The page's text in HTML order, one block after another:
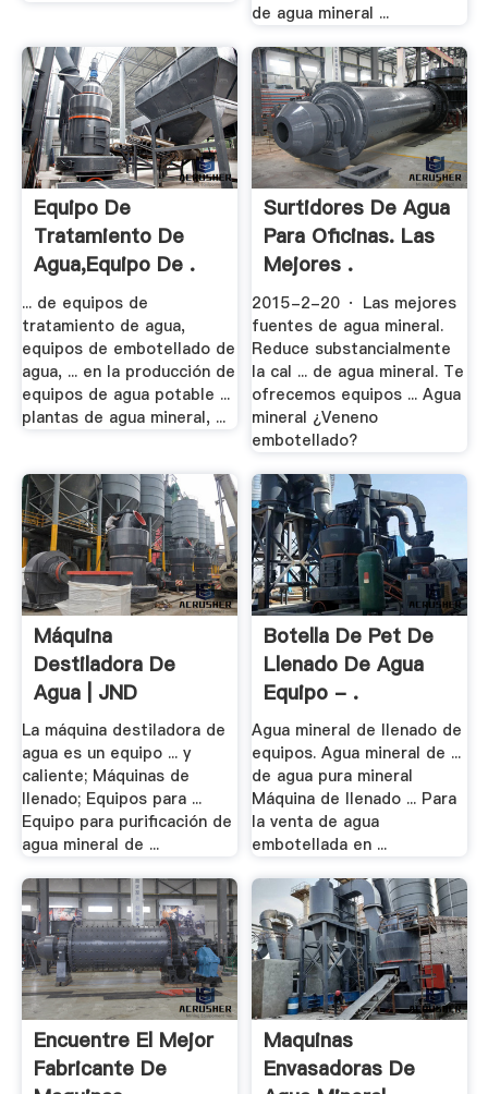
de agua mineral ...
Equipo De
Tratamiento De
Agua,Equipo De .
... de equipos de
tratamiento de agua,
equipos de embotellado de
agua, ... en la producción de
equipos de agua potable ...
plantas de agua mineral, ...
Surtidores De Agua
Para Oficinas. Las
Mejores .
2015-2-20 · Las mejores
fuentes de agua mineral.
Reduce substancialmente
la cal ... de agua mineral. Te
ofrecemos equipos ... Agua
mineral ¿Veneno
embotellado?
Máquina
Destiladora De
Agua | JND
La máquina destiladora de
agua es un equipo ... y
caliente; Máquinas de
llenado; Equipos para ...
Equipo para purificación de
agua mineral de ...
Botella De Pet De
Llenado De Agua
Equipo - .
Agua mineral de llenado de
equipos. Agua mineral de ...
de agua pura mineral
Máquina de llenado ... Para
la venta de agua
embotellada en ...
Encuentre El Mejor
Fabricante De
Maquinas
Envasadoras De